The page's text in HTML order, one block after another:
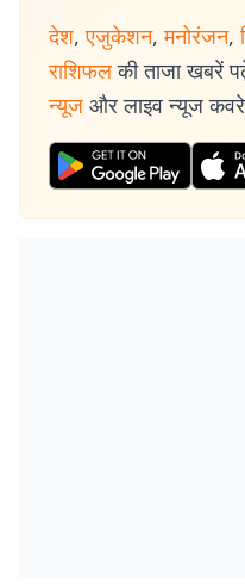
देश, एजुकेशन, मनोरंजन,
राशिफल की ताजा खबरें
न्यूज और लाइव न्यूज